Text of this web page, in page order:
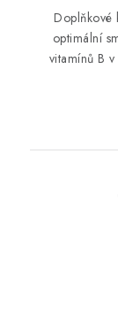
Doplňkové
optimální
vitamínů B